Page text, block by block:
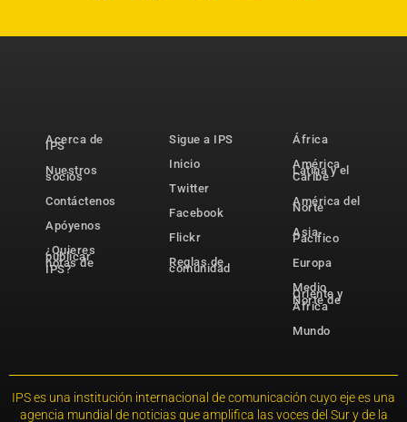
Acerca de
IPS
Nuestros
socios
Contáctenos
Apóyenos
¿Quieres
publicar
notas de
IPS?
Sigue a IPS
Inicio
Twitter
Facebook
Flickr
Reglas de
comunidad
África
América
Latina y el
Caribe
América del
Norte
Asia-
Pacífico
Europa
Medio
Oriente y
Norte de
África
Mundo
IPS es una institución internacional de comunicación cuyo eje es una
agencia mundial de noticias que amplifica las voces del Sur y de la